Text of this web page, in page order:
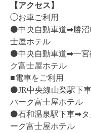
【アクセス】
◯お車ご利用
⚫️中央自動車道➡︎勝
士屋ホテル
⚫️中央自動車道➡︎一
ク富士屋ホテル
■電車をご利用
⚫️JR中央線山梨駅下
パーク富士屋ホテル
⚫️石和温泉駅下車➡︎
ーク富士屋ホテル